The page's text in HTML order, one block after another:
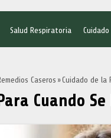
Salud Respiratoria
Caseros Cuidado de la
Cuando